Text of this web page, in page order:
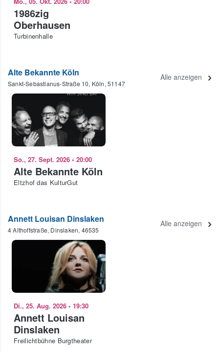
1986zig
Oberhausen
Turbinenhalle
Alte Bekannte Köln
Sankt-Sebastianus-Straße 10, Köln, 51147
Alle anzeigen
So., 27. Sept. 2026 • 20:00
Alte Bekannte Köln
Eltzhof das KulturGut
Annett Louisan Dinslaken
4 Althoffstraße, Dinslaken, 46535
Alle anzeigen
Di., 25. Aug. 2026 • 19:30
Annett Louisan
Dinslaken
Freilichtbühne Burgtheater